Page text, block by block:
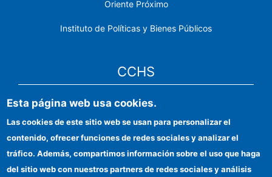
Oriente Próximo
Instituto de Políticas y Bienes Públicos
CCHS
Sede electrónica CSIC
Identidad institucional
Información para proveedores
Esta página web usa cookies.
Las cookies de este sitio web se usan para personalizar el
contenido, ofrecer funciones de redes sociales y analizar el
tráfico. Además, compartimos información sobre el uso que haga
del sitio web con nuestros partners de redes sociales y análisis